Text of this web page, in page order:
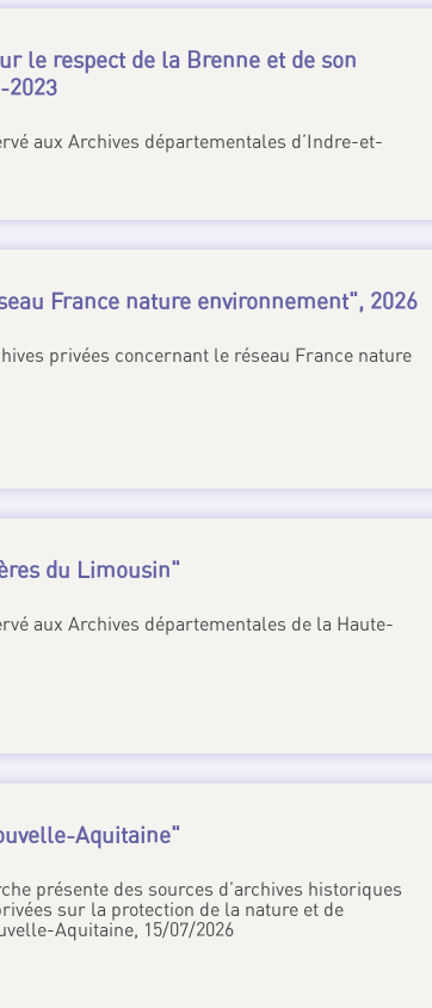
le respect de la Brenne et de son
2023
aux Archives départementales d’Indre-et-
France nature environnement", 2026
privées concernant le réseau France nature
du Limousin"
aux Archives départementales de la Haute-
Aquitaine"
présente des sources d’archives historiques
sur la protection de la nature et de
Aquitaine, 15/07/2026